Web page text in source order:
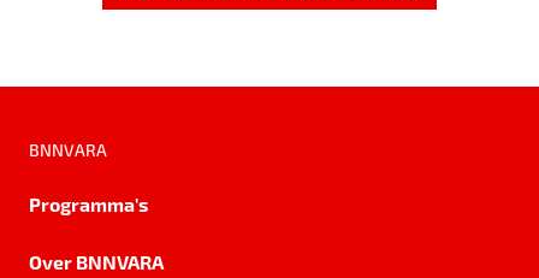
BNNVARA
Programma's
Over BNNVARA